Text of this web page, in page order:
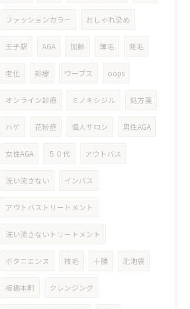
ファッションカラー おしゃれ染め
王子駅 AGA 加齢 薄毛 発毛
老化 診療 ウープス oops
オンライン診療 ミノキシジル 処方箋
ハゲ 花粉症 個人サロン 男性AGA
女性AGA ５０代 アウトバス
洗い流さない インバス
アウトバストリートメント
洗い流さないトリートメント
ボタニエンス 枝毛 十勝 北池袋
板橋本町 クレンジング